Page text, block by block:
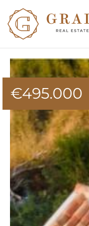
€495.000